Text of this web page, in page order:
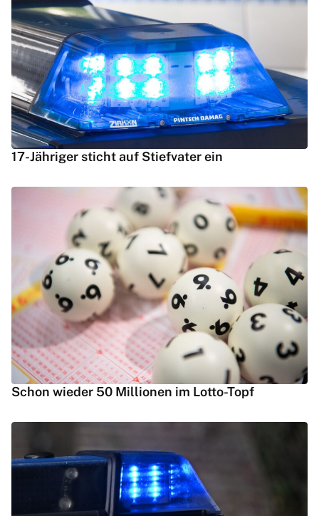
17-Jähriger sticht auf Stiefvater ein
Schon wieder 50 Millionen im Lotto-Topf